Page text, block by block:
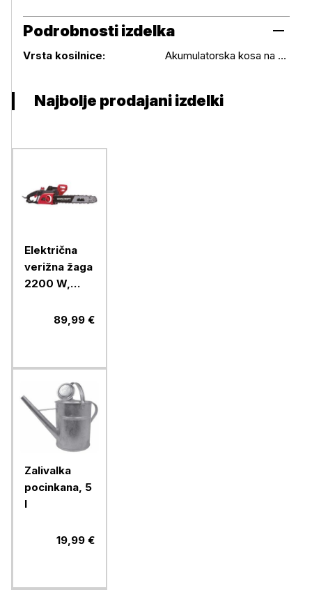
Podrobnosti izdelka
Podrobnosti izdelka
Vrsta kosilnice: Akumulatorska kosa na nitko
Najbolje prodajani izdelki
Električna
verižna žaga
2200 W,
3/8"PICCO,
89,99 €
Zalivalka
pocinkana, 5
l
19,99 €